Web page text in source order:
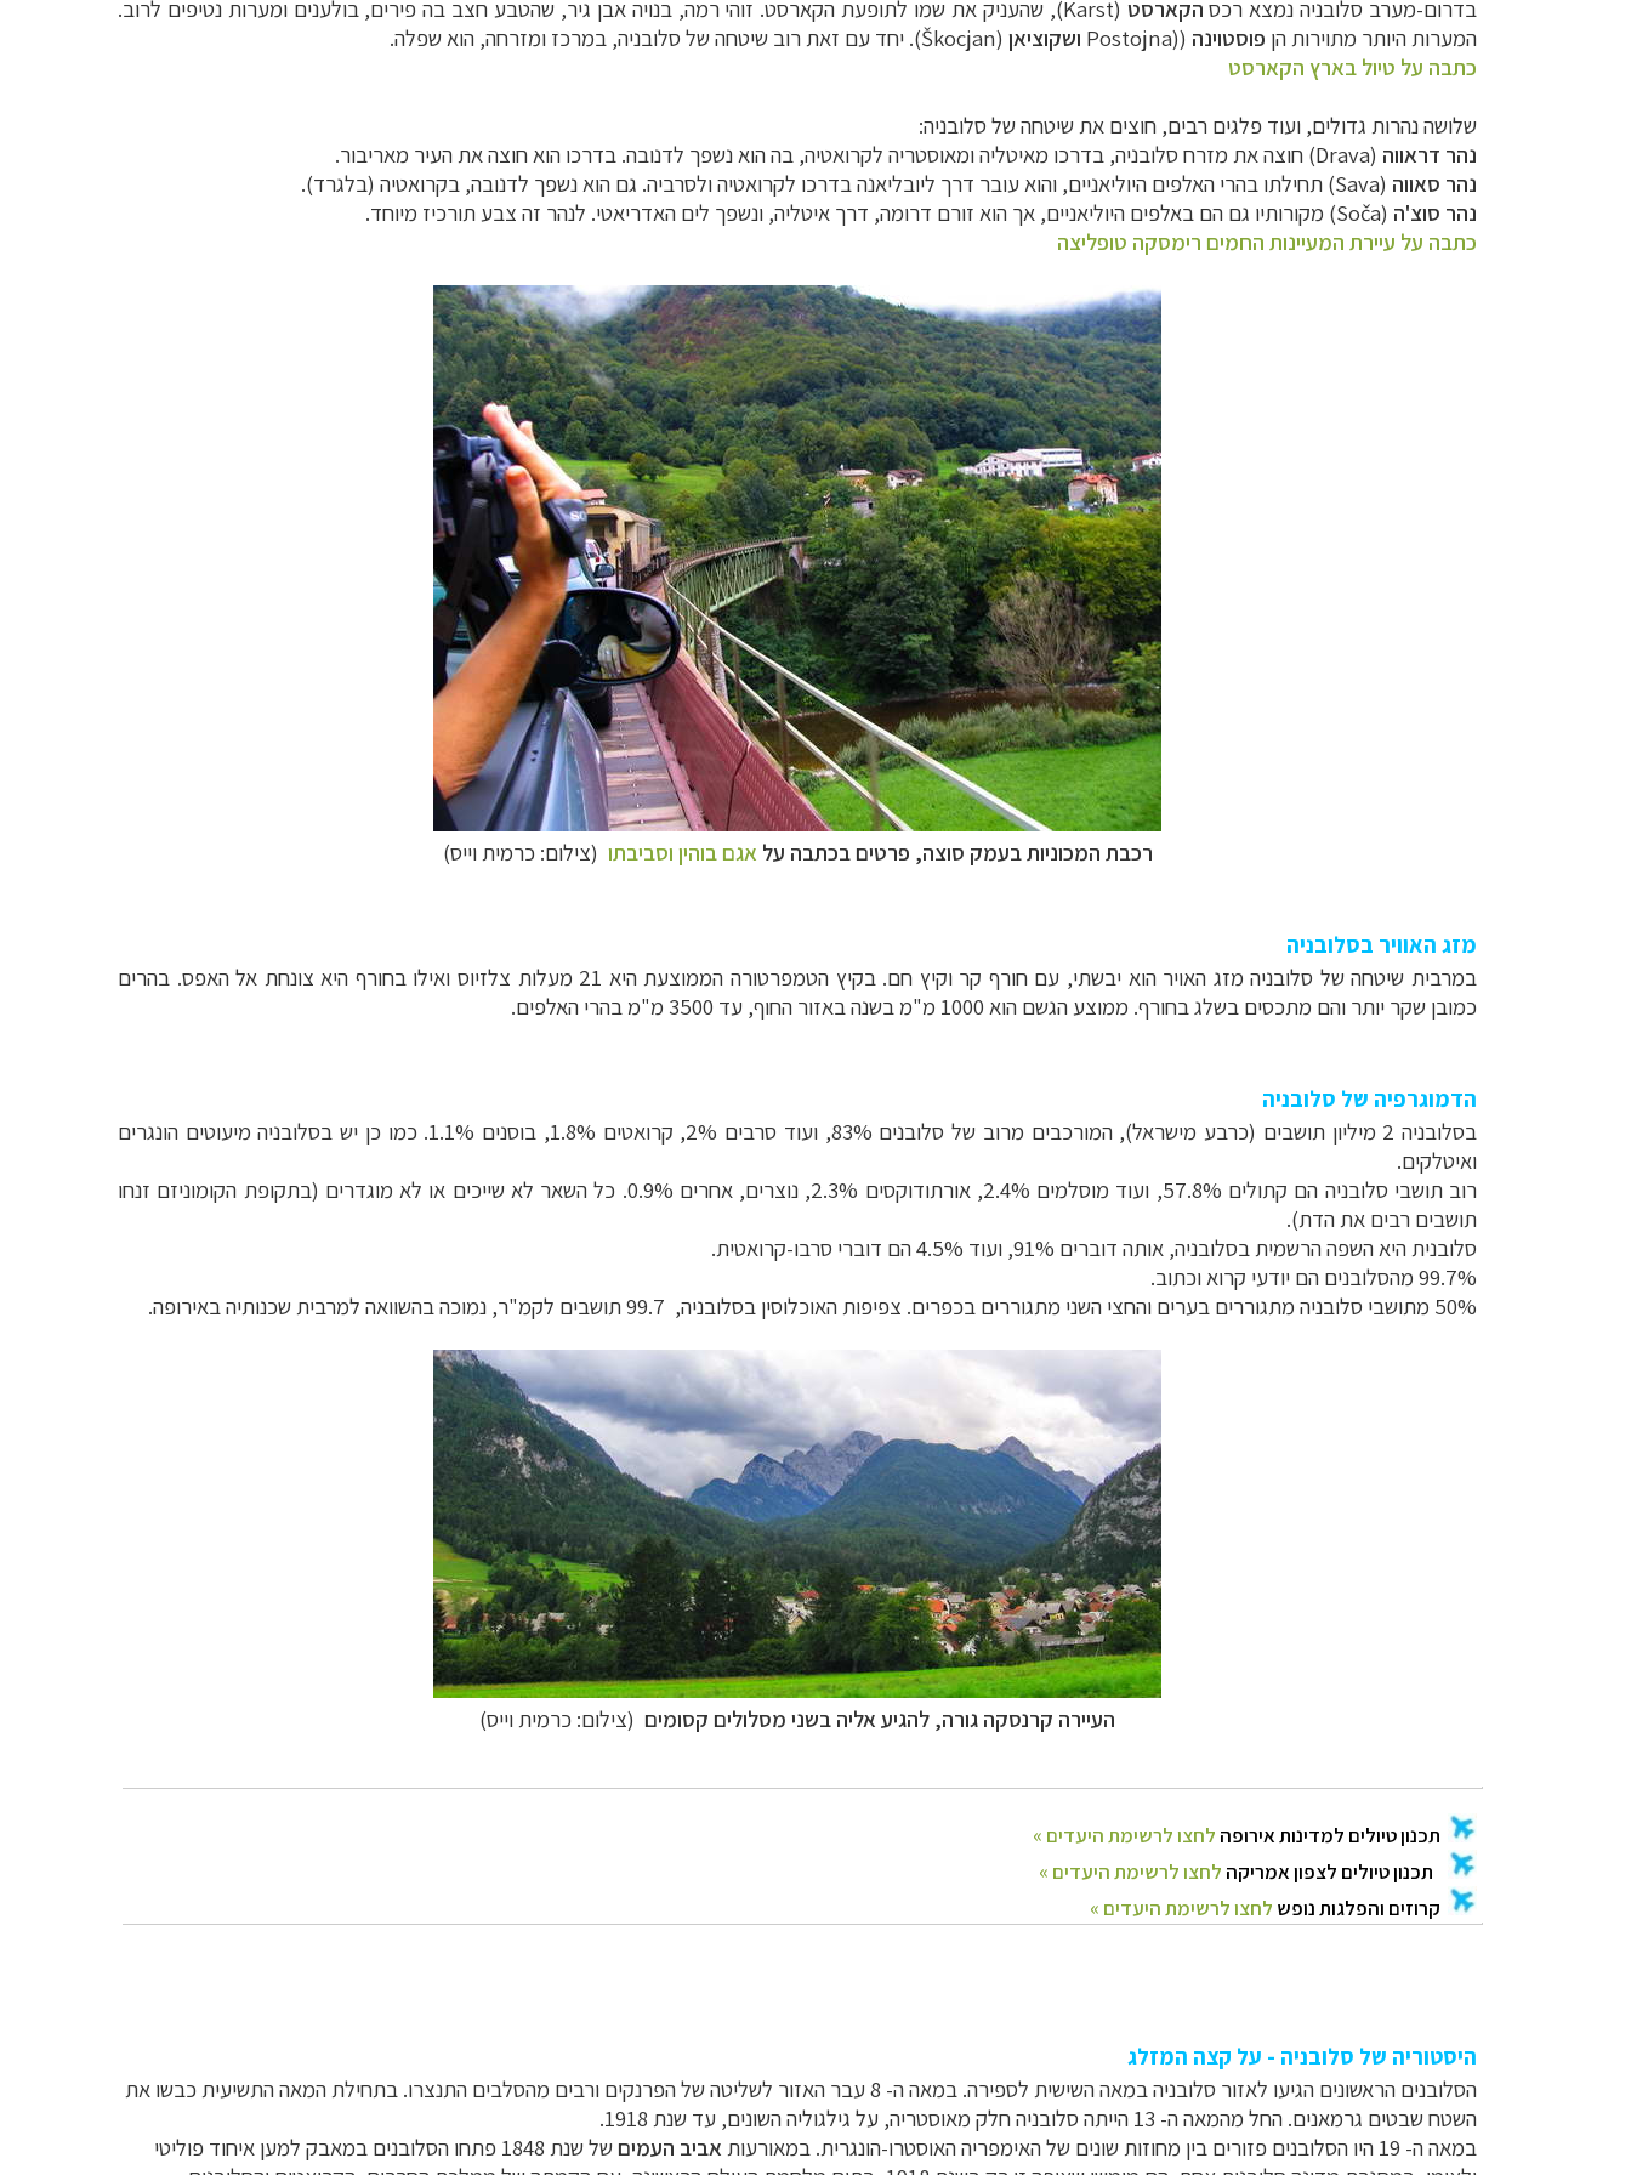
בדרום-מערב סלובניה נמצא רכס הקארסט (
Karst), שהעניק את שמו לתופעת הקארסט. זוהי רמה, בנויה אבן גיר, שהטבע חצב בה פירים, בולענים ומערות נטיפים לרוב.
המערות היותר מתוירות הן פוסטוינה (
Postojna) ושקוציאן (
Škocjan). יחד עם זאת רוב שיטחה של סלובניה, במרכז ומזרחה, הוא שפלה.
כתבה על טיול בארץ הקארסט
שלושה נהרות גדולים, ועוד פלגים רבים, חוצים את שיטחה של סלובניה:
נהר דראווה (
Drava) חוצה את מזרח סלובניה, בדרכו מאיטליה ומאוסטריה לקרואטיה, בה הוא נשפך לדנובה. בדרכו הוא חוצה את העיר מאריבור.
נהר סאווה (
Sava) תחילתו בהרי האלפים היוליאניים, והוא עובר דרך ליובליאנה בדרכו לקרואטיה ולסרביה. גם הוא נשפך לדנובה, בקרואטיה (בלגרד).
נהר סוצ'ה (
Soča) מקורותיו גם הם באלפים היוליאניים, אך הוא זורם דרומה, דרך איטליה, ונשפך לים האדריאטי. לנהר זה צבע תורכיז מיוחד.
כתבה על עיירת המעיינות החמים רימסקה טופליצה
רכבת המכוניות בעמק סוצה, פרטים בכתבה על אגם בוהין וסביבתו (צילום: כרמית וייס)
מזג האוויר בסלובניה
במרבית שיטחה של סלובניה מזג האויר הוא יבשתי, עם חורף קר וקיץ חם. בקיץ הטמפרטורה הממוצעת היא 21 מעלות צלזיוס ואילו בחורף היא צונחת אל האפס. בהרים
כמובן שקר יותר והם מתכסים בשלג בחורף. ממוצע הגשם הוא 1000 מ"מ בשנה באזור החוף, עד 3500 מ"מ בהרי האלפים.
הדמוגרפיה של סלובניה
בסלובניה 2 מיליון תושבים (כרבע מישראל), המורכבים מרוב של סלובנים 83%, ועוד סרבים 2%, קרואטים 1.8%, בוסנים 1.1%. כמו כן יש בסלובניה מיעוטים הונגרים
ואיטלקים.
רוב תושבי סלובניה הם קתולים 57.8%, ועוד מוסלמים 2.4%, אורתודוקסים 2.3%, נוצרים, אחרים 0.9%. כל השאר לא שייכים או לא מוגדרים (בתקופת הקומוניזם זנחו
תושבים רבים את הדת).
סלובנית היא השפה הרשמית בסלובניה, אותה דוברים 91%, ועוד 4.5% הם דוברי סרבו-קרואטית.
99.7% מהסלובנים הם יודעי קרוא וכתוב.
50% מתושבי סלובניה מתגוררים בערים והחצי השני מתגוררים בכפרים. צפיפות האוכלוסין בסלובניה, 99.7 תושבים לקמ"ר, נמוכה בהשוואה למרבית שכנותיה באירופה.
העיירה קרנסקה גורה, להגיע אליה בשני מסלולים קסומים (צילום: כרמית וייס)
תכנוןטיולים לצפון אמריקהלחצו לרשימת היעדים »
היסטוריה של סלובניה - על קצה המזלג
הסלובנים הראשונים הגיעו לאזור סלובניה במאה השישית לספירה. במאה ה- 8 עבר האזור לשליטה של הפרנקים ורבים מהסלבים התנצרו. בתחילת המאה התשיעית כבשו את
השטח שבטים גרמאנים. החל מהמאה ה- 13 הייתה סלובניה חלק מאוסטריה, על גילגוליה השונים, עד שנת 1918.
במאה ה- 19 היו הסלובנים פזורים בין מחוזות שונים של האימפריה האוסטרו-הונגרית. במאורעות
אביב העמים
של שנת 1848 פתחו הסלובנים במאבק למען איחוד פוליטי